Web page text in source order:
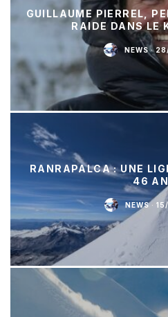
GUILLAUME PIERREL,
RAIDE DANS LE
NEWS ·
RANRAPALCA : UNE
46
NEWS ·